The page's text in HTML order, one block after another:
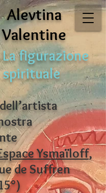
Alevtina
Valentine
spirituale
Ysmaïloff,
de Suffren